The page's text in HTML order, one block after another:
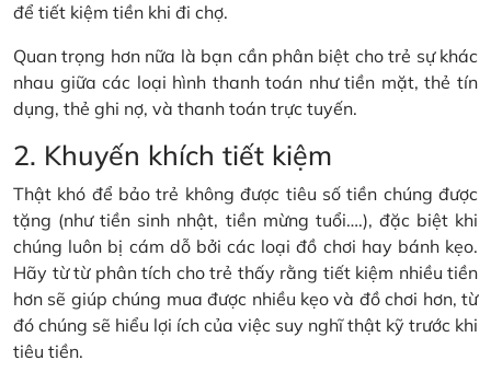
để tiết kiệm tiền khi đi chợ.
Quan trọng hơn nữa là bạn cần phân biệt cho trẻ sự khác
nhau giữa các loại hình thanh toán như tiền mặt, thẻ tín
dụng, thẻ ghi nợ, và thanh toán trực tuyến.
2. Khuyến khích tiết kiệm
Thật khó để bảo trẻ không được tiêu số tiền chúng được
tặng (như tiền sinh nhật, tiền mừng tuổi….), đặc biệt khi
chúng luôn bị cám dỗ bởi các loại đồ chơi hay bánh kẹo.
Hãy từ từ phân tích cho trẻ thấy rằng tiết kiệm nhiều tiền
hơn sẽ giúp chúng mua được nhiều kẹo và đồ chơi hơn, từ
đó chúng sẽ hiểu lợi ích của việc suy nghĩ thật kỹ trước khi
tiêu tiền.